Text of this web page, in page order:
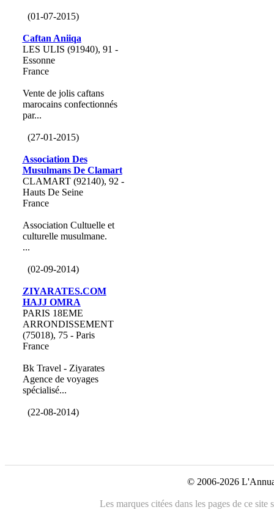
(01-07-2015)
Caftan Aniiqa
LES ULIS (91940), 91 -
Essonne
France
Vente de jolis caftans
marocains confectionnés
par...
(27-01-2015)
Association Des
Musulmans De Clamart
CLAMART (92140), 92 -
Hauts De Seine
France
Association Cultuelle et
culturelle musulmane.
...
(02-09-2014)
ZIYARATES.COM
HAJJ OMRA
PARIS 18EME
ARRONDISSEMENT
(75018), 75 - Paris
France
Bk Travel - Ziyarates
Agence de voyages
spécialisé...
(22-08-2014)
© 2006-2026
Les marques citées dans les pages de ce